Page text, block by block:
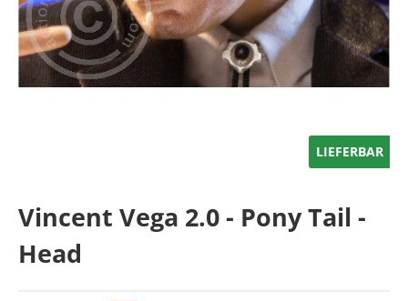
LIEFERBAR
Vincent Vega 2.0 - Pony Tail -
Head